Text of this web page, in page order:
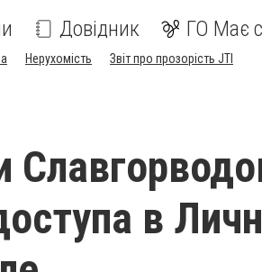
Довідник ГО Має
Нерухомість Звіт про прозорість JTI
в